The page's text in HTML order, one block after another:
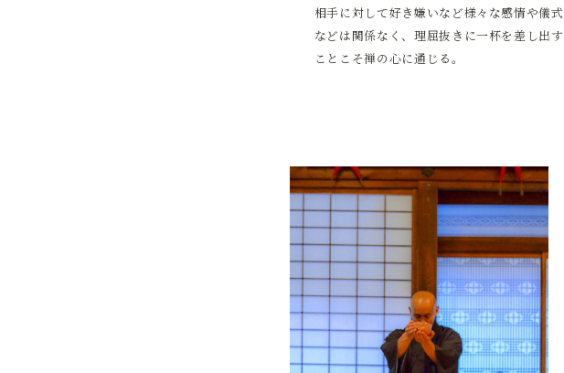
相手に対して好き嫌いなど様々な感情や儀式
などは関係なく、理屈抜きに一杯を差し出す
ことこそ禅の心に通じる。